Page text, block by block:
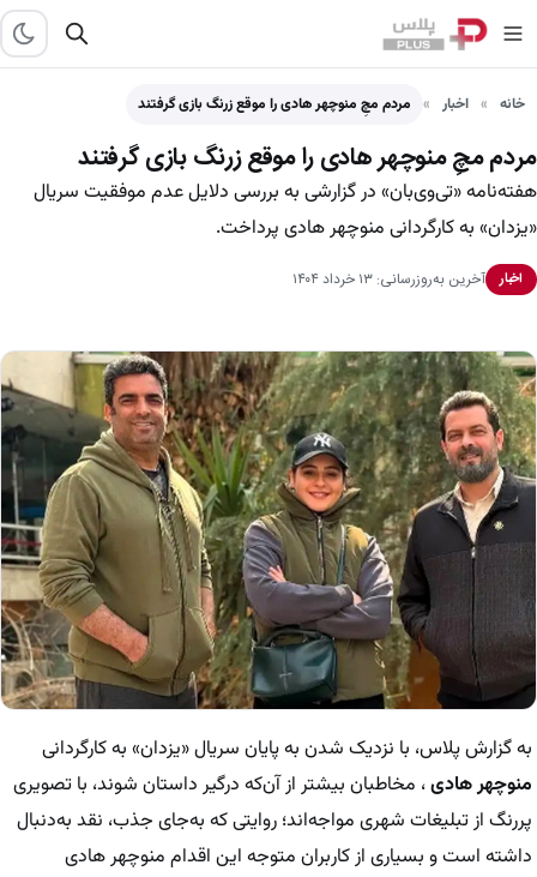
خانه اخبار مردم مچِ منوچهر هادی را موقع زرنگ بازی گرفتند
مردم مچِ منوچهر هادی را موقع زرنگ بازی گرفتند
هفته‌نامه «تی‌وی‌بان» در گزارشی به بررسی دلایل عدم موفقیت سریال
«یزدان» به کارگردانی منوچهر هادی پرداخت.
اخبار آخرین به‌روزرسانی: ۱۳ خرداد ۱۴۰۴
به گزارش پلاس، با نزدیک شدن به پایان سریال «یزدان» به کارگردانی
منوچهر هادی، مخاطبان بیشتر از آن‌که درگیر داستان شوند، با تصویری
پررنگ از تبلیغات شهری مواجه‌اند؛ روایتی که به‌جای جذب، نقد به‌دنبال
داشته است و بسیاری از کاربران متوجه این اقدام منوچهر هادی